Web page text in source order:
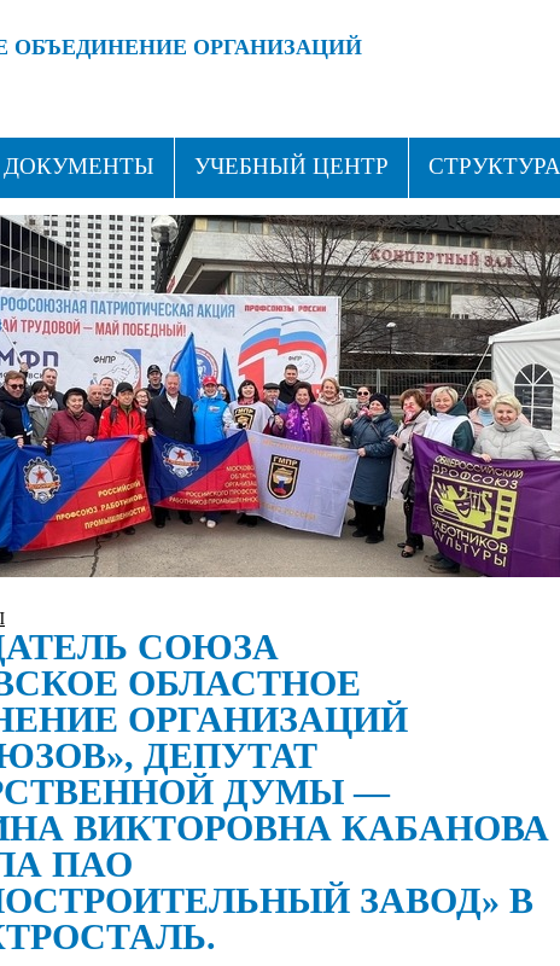
ОРГАНИЗАЦИЙ
ДОКУМЕНТЫ УЧЕБНЫЙ ЦЕНТР СТРУКТУРА
СОЮЗА
ОБЛАСТНОЕ
ОРГАНИЗАЦИЙ
ДЕПУТАТ
ДУМЫ —
ВИКТОРОВНА КАБАНОВА
ПАО
ЗАВОД» В